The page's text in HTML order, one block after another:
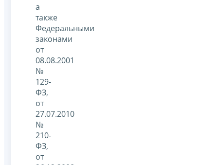
а
также
Федеральными
законами
от
08.08.2001
№
129-
ФЗ,
от
27.07.2010
№
210-
ФЗ,
от